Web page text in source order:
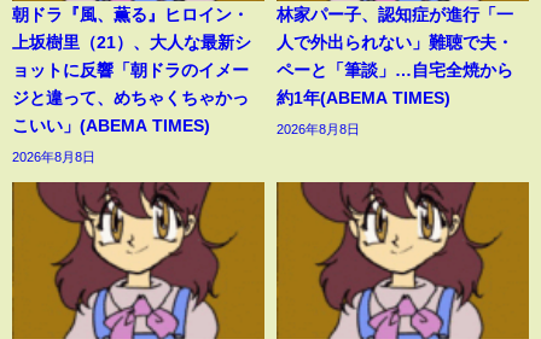
朝ドラ『風、薫る』ヒロイン・
上坂樹里（21）、大人な最新シ
ョットに反響「朝ドラのイメー
ジと違って、めちゃくちゃかっ
こいい」(ABEMA TIMES)
2026年8月8日
林家パー子、認知症が進行「一
人で外出られない」難聴で夫・
ペーと「筆談」…自宅全焼から
約1年(ABEMA TIMES)
2026年8月8日